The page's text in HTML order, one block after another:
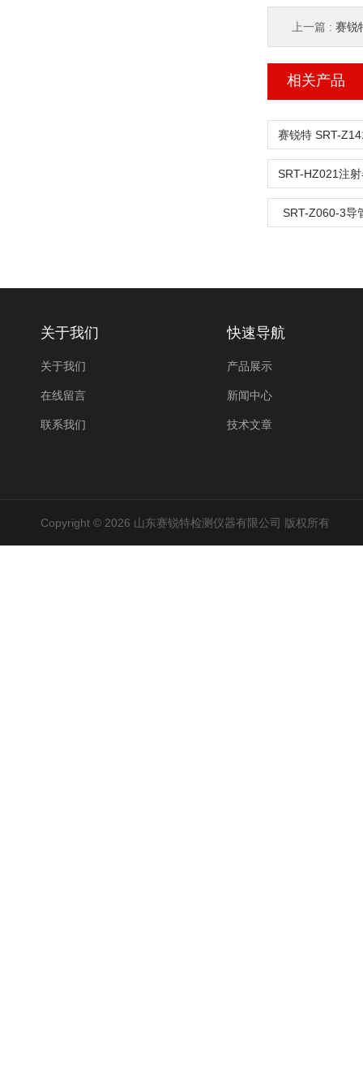
上一篇 : 赛锐
相关产品
SRT-Z060-3导
关于我们
关于我们
在线留言
联系我们
快速导航
产品展示
新闻中心
技术文章
Copyright © 2026 山东赛锐特检测仪器有限公司 版权所有